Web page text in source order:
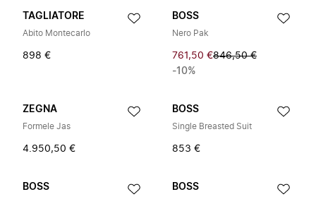
TAGLIATORE
Abito Montecarlo
898 €
BOSS
Nero Pak
761,50 €846,50 €
-10%
ZEGNA
Formele Jas
4.950,50 €
BOSS
Single Breasted Suit
853 €
BOSS BOSS